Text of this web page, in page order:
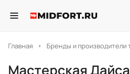
Главная Бренды и производители
Мастерская Дайса